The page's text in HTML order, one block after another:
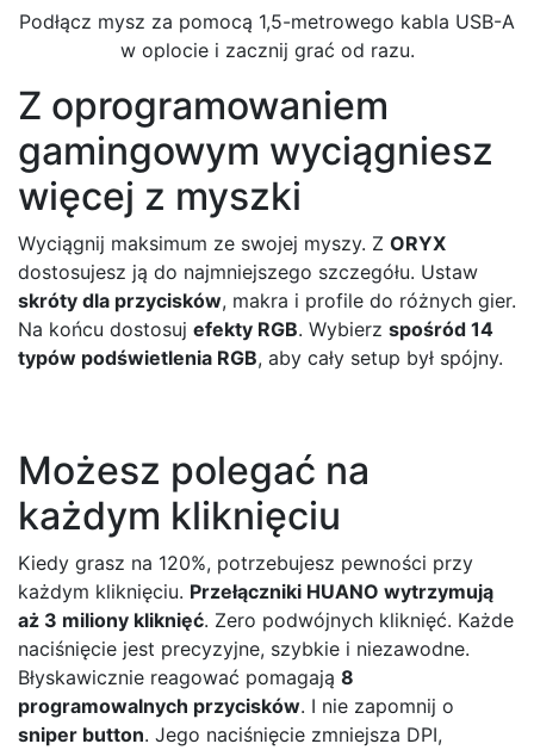
Podłącz mysz za pomocą 1,5-metrowego kabla USB-A
w oplocie i zacznij grać od razu.
Z oprogramowaniem
gamingowym wyciągniesz
więcej z myszki
Wyciągnij maksimum ze swojej myszy. Z ORYX
dostosujesz ją do najmniejszego szczegółu. Ustaw
skróty dla przycisków, makra i profile do różnych gier.
Na końcu dostosuj efekty RGB. Wybierz spośród 14
typów podświetlenia RGB, aby cały setup był spójny.
Możesz polegać na
każdym kliknięciu
Kiedy grasz na 120%, potrzebujesz pewności przy
każdym kliknięciu. Przełączniki HUANO wytrzymują
aż 3 miliony kliknięć. Zero podwójnych kliknięć. Każde
naciśnięcie jest precyzyjne, szybkie i niezawodne.
Błyskawicznie reagować pomagają 8
programowalnych przycisków. I nie zapomnij o
sniper button. Jego naciśnięcie zmniejsza DPI,